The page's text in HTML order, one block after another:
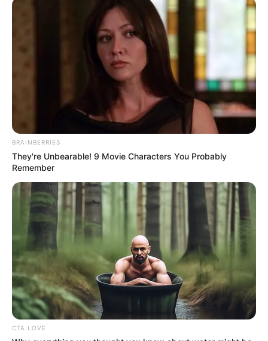
BRAINBERRIES
They're Unbearable! 9 Movie Characters You Probably
Remember
CTA LOVE